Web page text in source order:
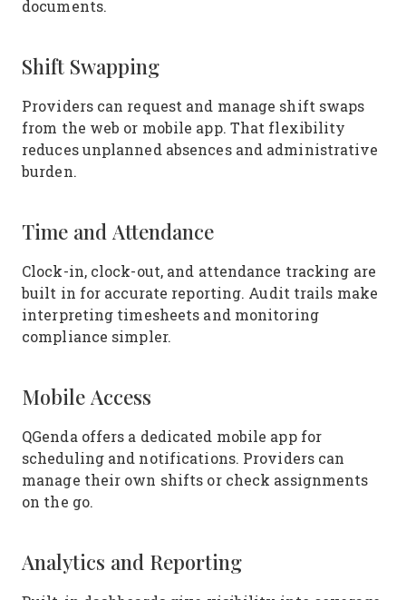
documents.
Shift Swapping
Providers can request and manage shift swaps
from the web or mobile app. That flexibility
reduces unplanned absences and administrative
burden.
Time and Attendance
Clock-in, clock-out, and attendance tracking are
built in for accurate reporting. Audit trails make
interpreting timesheets and monitoring
compliance simpler.
Mobile Access
QGenda offers a dedicated mobile app for
scheduling and notifications. Providers can
manage their own shifts or check assignments
on the go.
Analytics and Reporting